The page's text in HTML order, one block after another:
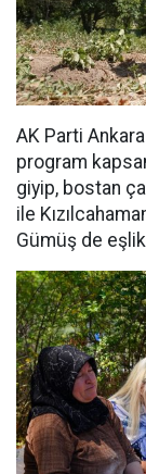
AK Parti
program
giyip, bostan
ile
Gümüş de